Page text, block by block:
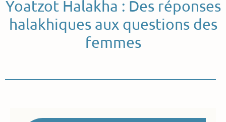
Yoatzot Halakha : Des réponses
halakhiques aux questions des
femmes